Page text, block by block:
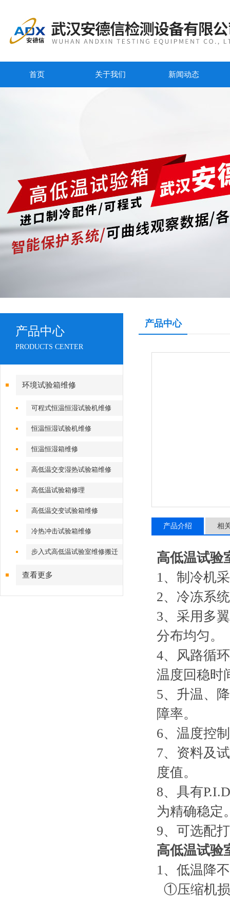
首页 关于我们 新闻动态
产品中心
PRODUCTS CENTER
环境试验箱维修
可程式恒温恒湿试验机维修
恒温恒湿试验机维修
恒温恒湿箱维修
高低温交变湿热试验箱维修
高低温试验箱修理
高低温交变试验箱维修
冷热冲击试验箱维修
步入式高低温试验室维修搬迁
查看更多
产品中心
产品介绍 相
高低温试验
1、制冷机
2、冷冻系
3、采用多
分布均匀。
4、风路循
温度回稳时
5、升温、
障率。
6、温度控
7、资料及
度值。
8、具有
为精确稳定
9、可选配
高低温试验
1、低温降
①压缩机损